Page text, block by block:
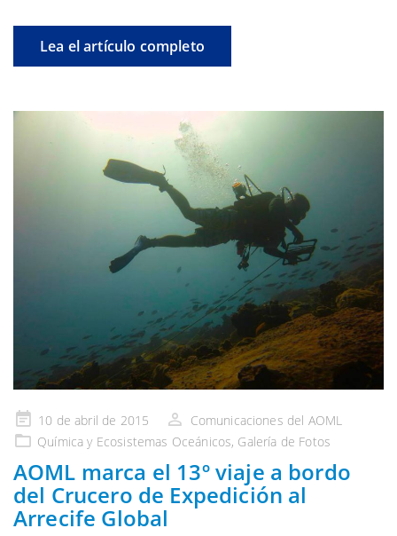
Lea el artículo completo
Publicado
en
10 de abril de 2015
Comunicaciones del AOML
Química y Ecosistemas Oceánicos, Galería de Fotos
AOML marca el 13º viaje a bordo
del Crucero de Expedición al
Arrecife Global